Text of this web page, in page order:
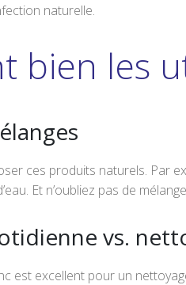
naturelle.
bien les
ces produits naturels. Par
Et n’oubliez pas de
vs.
est excellent pour un